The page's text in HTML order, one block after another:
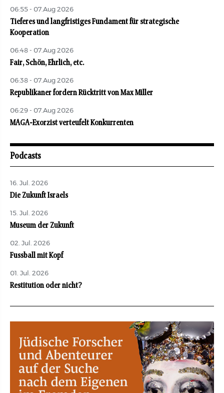
06:55 - 07.Aug 2026
Tieferes und langfristiges Fundament für strategische
Kooperation
06:48 - 07.Aug 2026
Fair, Schön, Ehrlich, etc.
06:38 - 07.Aug 2026
Republikaner fordern Rücktritt von Max Miller
06:29 - 07.Aug 2026
MAGA-Exorzist verteufelt Konkurrenten
Podcasts
16. Jul. 2026
Die Zukunft Israels
15. Jul. 2026
Museum der Zukunft
02. Jul. 2026
Fussball mit Kopf
01. Jul. 2026
Restitution oder nicht?